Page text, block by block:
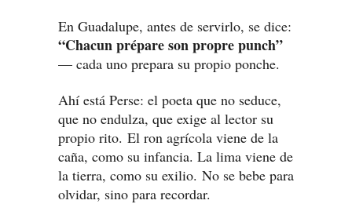
En Guadalupe, antes de servirlo, se dice:
“Chacun prépare son propre punch”
— cada uno prepara su propio ponche.
Ahí está Perse: el poeta que no seduce,
que no endulza, que exige al lector su
propio rito. El ron agrícola viene de la
caña, como su infancia. La lima viene de
la tierra, como su exilio. No se bebe para
olvidar, sino para recordar.